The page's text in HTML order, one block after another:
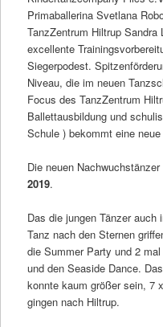
Primaballerina Svetlana
TanzZentrum Hiltrup Sandra
excellente
Siegerpodest.
Niveau, die im neuen
Focus des TanzZentrum
Ballettausbildung und
Schule ) bekommt eine
Die neuen
2019.
Das die jungen Tänzer auch
Tanz nach den Sternen
die Summer Party und 2
und den Seaside Dance.
konnte kaum größer sein, 7
gingen nach Hiltrup.